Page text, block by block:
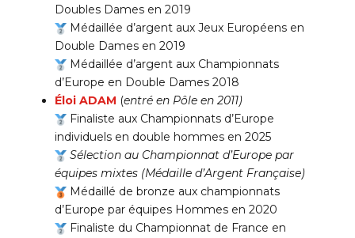
Doubles Dames en 2019
Médaillée d’argent aux Jeux Européens en
Double Dames en 2019
Médaillée d’argent aux Championnats
d’Europe en Double Dames 2018
Éloi ADAM (entré en Pôle en 2011)
Finaliste aux Championnats d’Europe
individuels en double hommes en 2025
Sélection au Championnat d’Europe par
équipes mixtes (Médaille d’Argent Française)
Médaillé de bronze aux championnats
d’Europe par équipes Hommes en 2020
Finaliste du Championnat de France en